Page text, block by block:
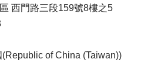
西門路三段159號8樓之5
of China (Taiwan))